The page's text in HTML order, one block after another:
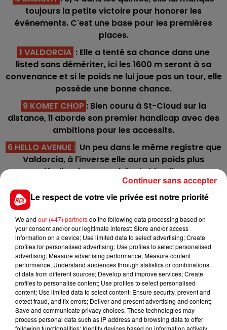
toujours la petite victoire pour honorer les
événements. C'est une base pour les premières
places.
1 VALDORCIA : Elle a tenté sa chance dans une
listed sans démériter, ici les 1600 m seront à sa
convenance et si le poids ne lui joue pas un tour, elle
posséde une bonne chance.
9 KOMET CHOP : Bien couru à St-Cloud sur la
distance, îl aborde son premier handicap avec des
ambitions pour les accessits.
6 HELLO AVENUE : Un peu dans le même registre que
Valdorcia, à l'inverse elle aura un poids plus
approprié. Elle a les capacités de bien figurer pour
sa première.
3 SAINT SAENS: Il s'est glissé entre Melusine et
Basanti dans l'épreuve référence, régulier dans
l'ensemble sur plus court, il fait parti des
possibilités pour la 4/5éme place.
********
*****En direct des pistes****
Le respect de votre vie privée est notre priorité
We and our (447) partnersdo the following data processing based on
your consent and/or our legitimate interest: Store and/or access
information on a device; Use limited data to select advertising; Create
profiles for personalised advertising; Use profiles to select personalised
advertising; Measure advertising performance; Measure content
performance; Understand audiences through statistics or combinations
of data from different sources; Develop and improve services; Create
profiles to personalise content; Use profiles to select personalised
content; Use limited data to select content; Ensure security, prevent and
detect fraud, and fix errors; Deliver and present advertising and content;
Save and communicate privacy choices. These technologies may
process personal data such as IP address and browsing data to offer
following functionalities: Identify devices based on information actively
Continuer sans accepter